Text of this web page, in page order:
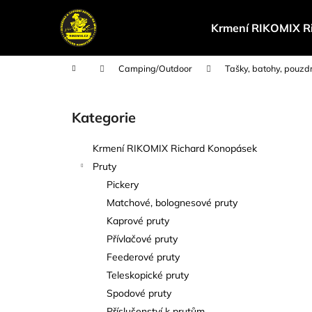
Krmení RIKOMIX
Domů Camping/Outdoor Tašky, batohy,
Přeskočit
kategorie
Kategorie
Krmení RIKOMIX Richard Konopásek
Pruty
Pickery
Matchové, bolognesové pruty
Kaprové pruty
Přívlačové pruty
Feederové pruty
Teleskopické pruty
Spodové pruty
í
Zpět
do
Zpět
do